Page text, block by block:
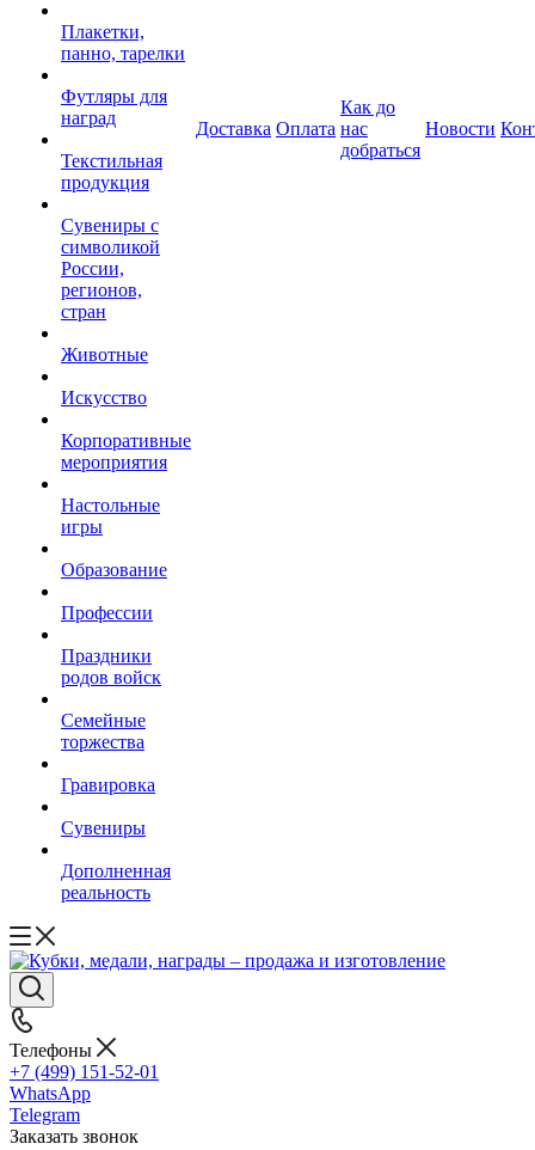
Плакетки,
панно, тарелки
Футляры для
наград
Текстильная
продукция
Сувениры с
символикой
России,
регионов,
стран
Животные
Искусство
Корпоративные
мероприятия
Настольные
игры
Образование
Профессии
Праздники
родов войск
Семейные
торжества
Гравировка
Сувениры
Дополненная
реальность
Доставка Оплата
Как до
нас
добраться
Новости
Телефоны
+7 (499) 151-52-01
WhatsApp
Telegram
Заказать звонок